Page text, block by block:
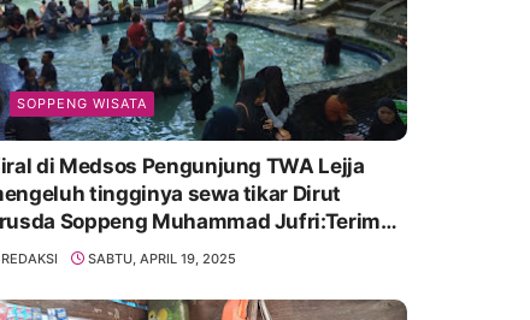
SOPPENG WISATA
di Medsos Pengunjung TWA Lejja
tingginya sewa tikar Dirut
Soppeng Muhammad Jufri:Terima
bu bantu Promosikan
REDAKSI SABTU, APRIL 19, 2025